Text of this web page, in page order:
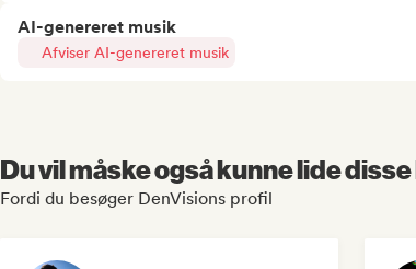
AI-genereret musik
Afviser AI-genereret musik
Du vil måske også kunne lide
Fordi du besøger DenVisions profil